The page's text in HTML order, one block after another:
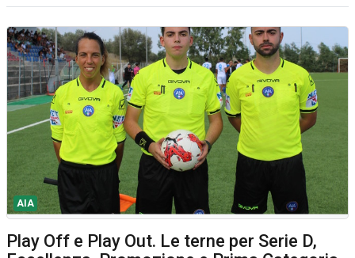
AIA
Play Off e Play Out. Le terne per Serie D,